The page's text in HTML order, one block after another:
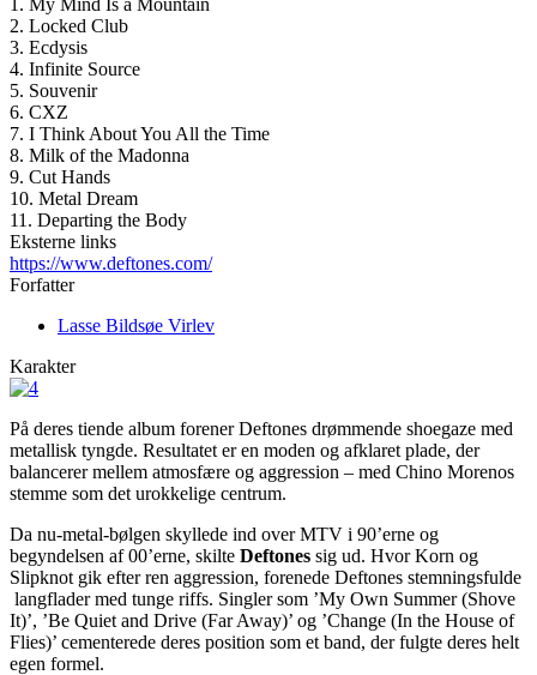
2. Locked Club
3. Ecdysis
4. Infinite Source
5. Souvenir
6. CXZ
7. I Think About You All the Time
8. Milk of the Madonna
9. Cut Hands
10. Metal Dream
11. Departing the Body
Eksterne links
https://www.deftones.com/
Forfatter
Lasse Bildsøe Virlev
Karakter
På deres tiende album forener Deftones drømmende shoegaze med
metallisk tyngde. Resultatet er en moden og afklaret plade, der
balancerer mellem atmosfære og aggression – med Chino Morenos
stemme som det urokkelige centrum.
Da nu-metal-bølgen skyllede ind over MTV i 90’erne og
begyndelsen af 00’erne, skilte Deftones sig ud. Hvor Korn og
Slipknot gik efter ren aggression, forenede Deftones stemningsfulde
langflader med tunge riffs. Singler som ’My Own Summer (Shove
It)’, ’Be Quiet and Drive (Far Away)’ og ’Change (In the House of
Flies)’ cementerede deres position som et band, der fulgte deres helt
egen formel.